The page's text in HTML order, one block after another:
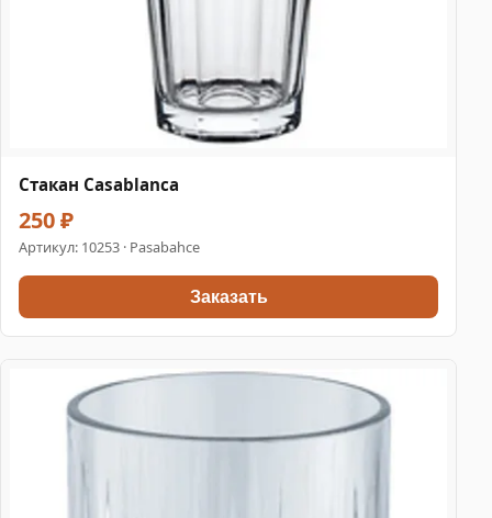
Стакан Casablanca
250 ₽
Артикул: 10253 · Pasabahce
Заказать